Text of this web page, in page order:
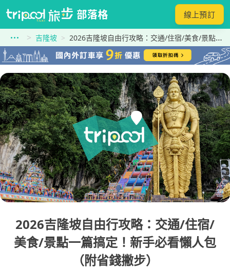
線上預訂
吉隆坡 2026吉隆坡自由行攻略：交通/住宿/美食/景點一篇搞定！新手必看懶人包（附省錢撇步）
2026吉隆坡自由行攻略：交通/住宿/
美食/景點一篇搞定！新手必看懶人包
（附省錢撇步）